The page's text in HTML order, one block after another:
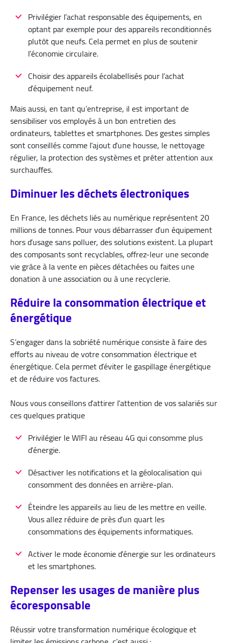
Privilégier l’achat responsable des équipements, en
optant par exemple pour des appareils reconditionnés
plutôt que neufs. Cela permet en plus de soutenir
l’économie circulaire.
Choisir des appareils écolabellisés pour l’achat
d’équipement neuf.
Mais aussi, en tant qu’entreprise, il est important de
sensibiliser vos employés à un bon entretien des
ordinateurs, tablettes et smartphones. Des gestes simples
sont conseillés comme l’ajout d’une housse, le nettoyage
régulier, la protection des systèmes et prêter attention aux
surchauffes.
Diminuer les déchets électroniques
En France, les déchets liés au numérique représentent 20
millions de tonnes. Pour vous débarrasser d’un équipement
hors d’usage sans polluer, des solutions existent. La plupart
des composants sont recyclables, offrez-leur une seconde
vie grâce à la vente en pièces détachées ou faites une
donation à une association ou à une recyclerie.
Réduire la consommation électrique et
énergétique
S’engager dans la sobriété numérique consiste à faire des
efforts au niveau de votre consommation électrique et
énergétique. Cela permet d’éviter le gaspillage énergétique
et de réduire vos factures.
Nous vous conseillons d’attirer l’attention de vos salariés sur
ces quelques pratique
Privilégier le WIFI au réseau 4G qui consomme plus
d’énergie.
Désactiver les notifications et la géolocalisation qui
consomment des données en arrière-plan.
Éteindre les appareils au lieu de les mettre en veille.
Vous allez réduire de près d’un quart les
consommations des équipements informatiques.
Activer le mode économie d’énergie sur les ordinateurs
et les smartphones.
Repenser les usages de manière plus
écoresponsable
Réussir votre transformation numérique écologique et